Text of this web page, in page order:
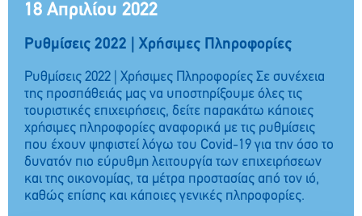
18 Απριλίου 2022
Ρυθμίσεις 2022 | Χρήσιμες Πληροφορίες
Ρυθμίσεις 2022 | Χρήσιμες Πληροφορίες Σε συνέχεια
της προσπάθειάς μας να υποστηρίξουμε όλες τις
τουριστικές επιχειρήσεις, δείτε παρακάτω κάποιες
χρήσιμες πληροφορίες αναφορικά με τις ρυθμίσεις
που έχουν ψηφιστεί λόγω του Covid-19 για την όσο το
δυνατόν πιο εύρυθμη λειτουργία των επιχειρήσεων
και της οικονομίας, τα μέτρα προστασίας από τον ιό,
καθώς επίσης και κάποιες γενικές πληροφορίες.